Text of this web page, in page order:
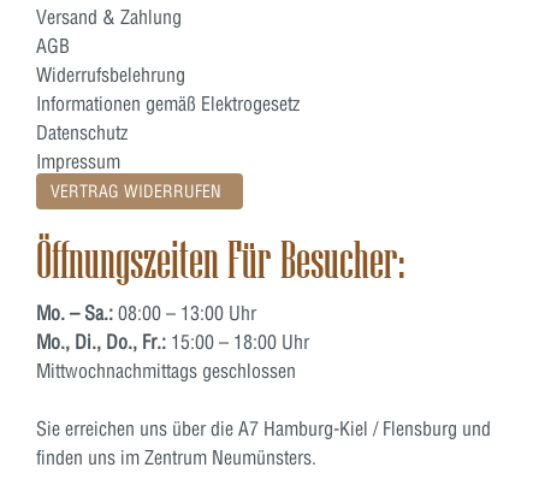
Versand & Zahlung
AGB
Widerrufsbelehrung
Informationen gemäß Elektrogesetz
Datenschutz
Impressum
VERTRAG WIDERRUFEN
Öffnungszeiten Für Besucher:
Mo. – Sa.: 08:00 – 13:00 Uhr
Mo., Di., Do., Fr.: 15:00 – 18:00 Uhr
Mittwochnachmittags geschlossen
Sie erreichen uns über die A7 Hamburg-Kiel / Flensburg und
finden uns im Zentrum Neumünsters.